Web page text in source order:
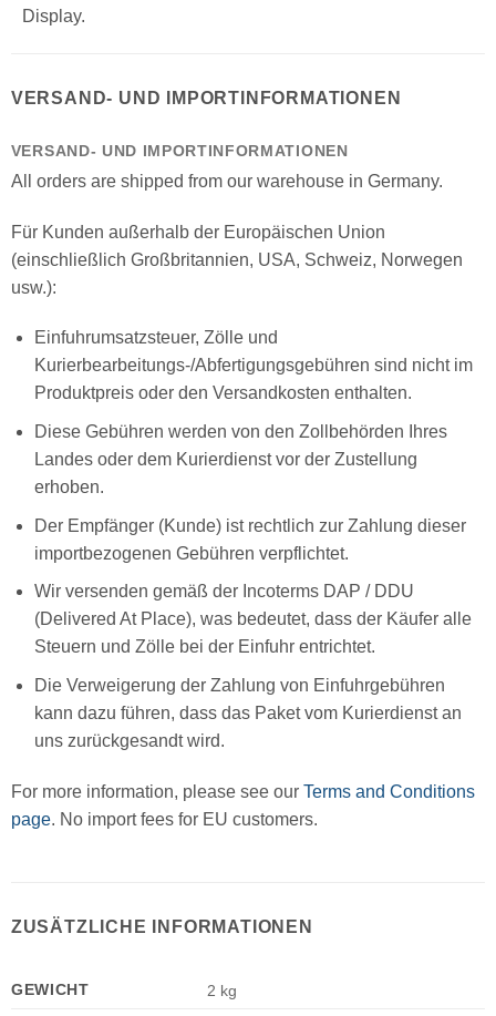
Display.
VERSAND- UND IMPORTINFORMATIONEN
VERSAND- UND IMPORTINFORMATIONEN
All orders are shipped from our warehouse in Germany.
Für Kunden außerhalb der Europäischen Union
(einschließlich Großbritannien, USA, Schweiz, Norwegen
usw.):
Einfuhrumsatzsteuer, Zölle und
Kurierbearbeitungs-/Abfertigungsgebühren sind nicht im
Produktpreis oder den Versandkosten enthalten.
Diese Gebühren werden von den Zollbehörden Ihres
Landes oder dem Kurierdienst vor der Zustellung
erhoben.
Der Empfänger (Kunde) ist rechtlich zur Zahlung dieser
importbezogenen Gebühren verpflichtet.
Wir versenden gemäß der Incoterms DAP / DDU
(Delivered At Place), was bedeutet, dass der Käufer alle
Steuern und Zölle bei der Einfuhr entrichtet.
Die Verweigerung der Zahlung von Einfuhrgebühren
kann dazu führen, dass das Paket vom Kurierdienst an
uns zurückgesandt wird.
For more information, please see our Terms and Conditions
page. No import fees for EU customers.
ZUSÄTZLICHE INFORMATIONEN
GEWICHT
2 kg